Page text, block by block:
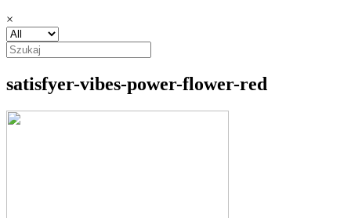
×
satisfyer-vibes-power-flower-red